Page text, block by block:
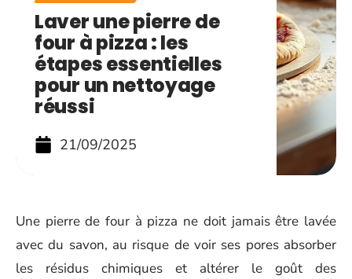
Laver une pierre de
four à pizza : les
étapes essentielles
pour un nettoyage
réussi
21/09/2025
Une pierre de four à pizza ne doit jamais être lavée
avec du savon, au risque de voir ses pores absorber
les résidus chimiques et altérer le goût des